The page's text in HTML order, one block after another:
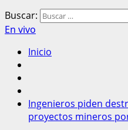
Buscar:
En vivo
Inicio
Ingenieros piden
proyectos mineros